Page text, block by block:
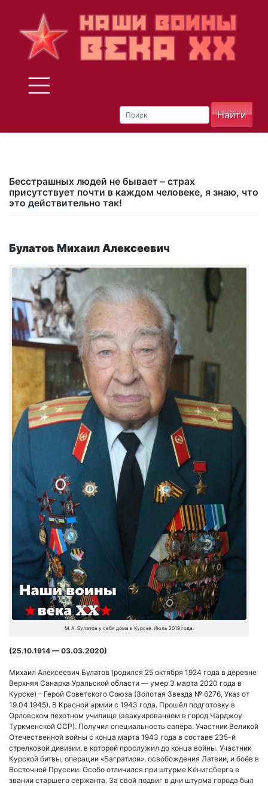
Бесстрашных людей не бывает – страх
присутствует почти в каждом человеке, я знаю, что
это действительно так!
Булатов Михаил Алексеевич
М. А. Булатов у себя дома в Курске. Июль 2019 года.
(25.10.1914 — 03.03.2020)
Михаил Алексеевич Булатов (родился 25 октября 1924 года в деревне
Верхняя Санарка Уральской области — умер 3 марта 2020 года в
Курске) – Герой Советского Союза (Золотая Звезда № 6276, Указ от
19.04.1945). В Красной армии с 1943 года. Прошёл подготовку в
Орловском пехотном училище (эвакуированном в город Чарджоу
Туркменской ССР). Получил специальность сапёра. Участник Великой
Отечественной войны с конца марта 1943 года в составе 235-й
стрелковой дивизии, в которой прослужил до конца войны. Участник
Курской битвы, операции «Багратион», освобождения Латвии, и боёв в
Восточной Пруссии. Особо отличился при штурме Кёнигсберга в
звании старшего сержанта. За свой подвиг в дни штурма города был